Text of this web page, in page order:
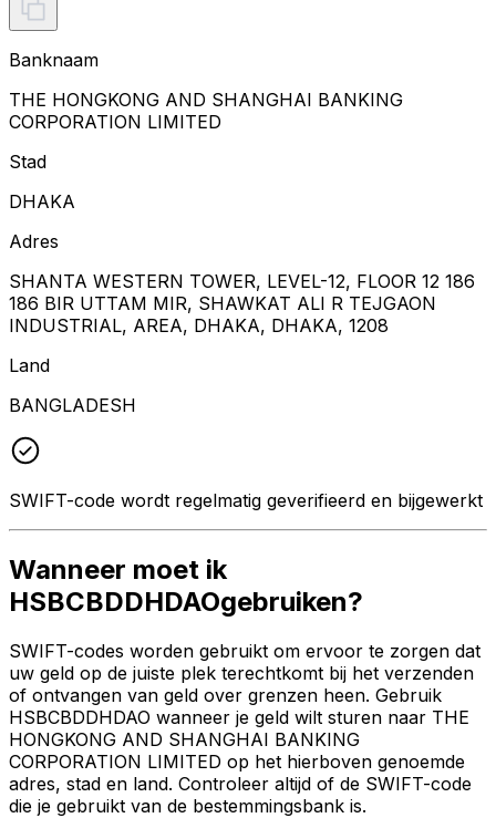
Banknaam
THE HONGKONG AND SHANGHAI BANKING
CORPORATION LIMITED
Stad
DHAKA
Adres
SHANTA WESTERN TOWER, LEVEL-12, FLOOR 12 186
186 BIR UTTAM MIR, SHAWKAT ALI R TEJGAON
INDUSTRIAL, AREA, DHAKA, DHAKA, 1208
Land
BANGLADESH
SWIFT-code wordt regelmatig geverifieerd en bijgewerkt
Wanneer moet ik
HSBCBDDHDAOgebruiken?
SWIFT-codes worden gebruikt om ervoor te zorgen dat
uw geld op de juiste plek terechtkomt bij het verzenden
of ontvangen van geld over grenzen heen. Gebruik
HSBCBDDHDAO wanneer je geld wilt sturen naar THE
HONGKONG AND SHANGHAI BANKING
CORPORATION LIMITED op het hierboven genoemde
adres, stad en land. Controleer altijd of de SWIFT-code
die je gebruikt van de bestemmingsbank is.